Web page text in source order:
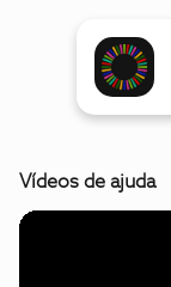
Vídeos de ajuda